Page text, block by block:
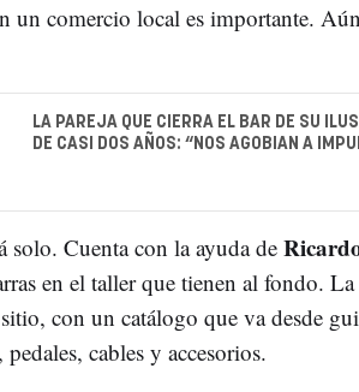
un comercio local es importante.
LA PAREJA QUE CIERRA EL BAR DE SU
DE CASI DOS AÑOS: “NOS AGOBIAN A
solo. Cuenta con la ayuda de
en el taller que tienen al fondo.
con un catálogo que va desde
cables y accesorios.